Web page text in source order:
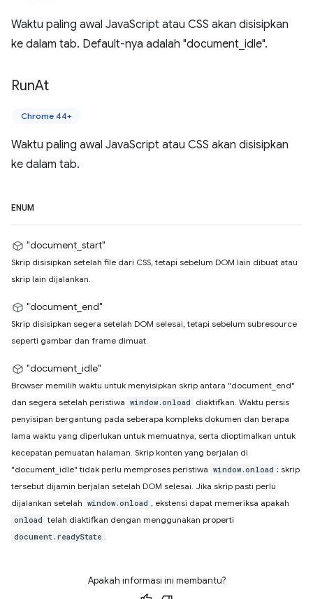
Waktu paling awal JavaScript atau CSS akan disisipkan
ke dalam tab. Default-nya adalah "document_idle".
RunAt
Chrome 44+
Waktu paling awal JavaScript atau CSS akan disisipkan
ke dalam tab.
ENUM
"document_start"
Skrip disisipkan setelah file dari CSS, tetapi sebelum DOM lain dibuat atau
skrip lain dijalankan.
"document_end"
Skrip disisipkan segera setelah DOM selesai, tetapi sebelum subresource
seperti gambar dan frame dimuat.
"document_idle"
Browser memilih waktu untuk menyisipkan skrip antara "document_end"
dan segera setelah peristiwa window.onload
diaktifkan. Waktu persis
penyisipan bergantung pada seberapa kompleks dokumen dan berapa
lama waktu yang diperlukan untuk memuatnya, serta dioptimalkan untuk
kecepatan pemuatan halaman. Skrip konten yang berjalan di
"document_idle" tidak perlu memproses peristiwa window.onload ; skrip
tersebut dijamin berjalan setelah DOM selesai. Jika skrip pasti perlu
dijalankan setelah window.onload , ekstensi dapat memeriksa apakah
onload telah diaktifkan dengan menggunakan properti
document.readyState .
Apakah informasi ini membantu?